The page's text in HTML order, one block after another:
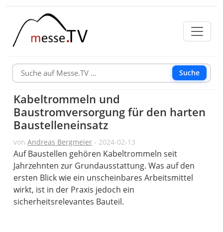
Suche
Kabeltrommeln und
Baustromversorgung für den harten
Baustelleneinsatz
vonAndreas Bergmeier - 2024-02-13
Auf Baustellen gehören Kabeltrommeln seit
Jahrzehnten zur Grundausstattung. Was auf den
ersten Blick wie ein unscheinbares Arbeitsmittel
wirkt, ist in der Praxis jedoch ein
sicherheitsrelevantes Bauteil.